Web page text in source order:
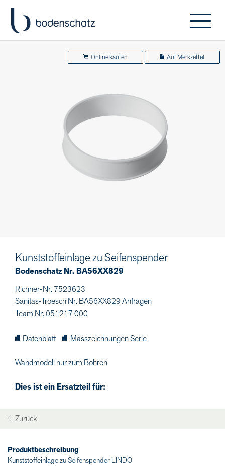
Online kaufen Auf Merkzettel
Kunststoffeinlage zu Seifenspender
Bodenschatz Nr. BA56XX829
Richner-Nr. 7523623
Sanitas-Troesch Nr. BA56XX829 Anfragen
Team Nr. 051217 000
Datenblatt Masszeichnungen Serie
Wandmodell nur zum Bohren
Dies ist ein Ersatzteil für:
Zurück
Produktbeschreibung
Kunststoffeinlage zu Seifenspender LINDO